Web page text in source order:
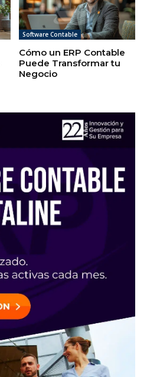
Software Contable
Cómo un ERP Contable
Puede Transformar tu
Negocio